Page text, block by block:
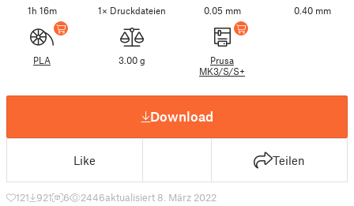
1h 16m 1× Druckdateien 0.05 mm 0.40 mm
PLA 3.00 g
Prusa
MK3/S/S+
Download
Like Teilen
121 921 6 2446aktualisiert 8. März 2022